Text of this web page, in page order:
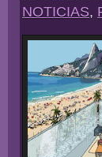
NOTICIAS,